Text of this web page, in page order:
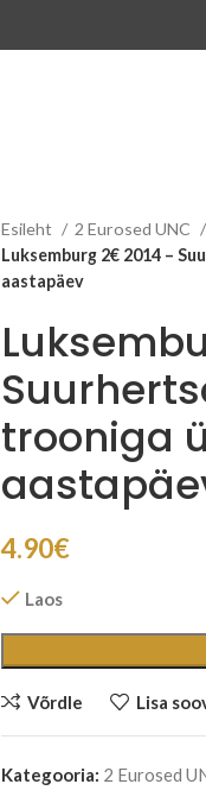
Esileht
2 Eurosed UNC
Luksemburg 2€ 2014 –
aastapäev
trooniga
4.90€
Laos
Võrdle Lisa
Kategooria: 2 Eurosed